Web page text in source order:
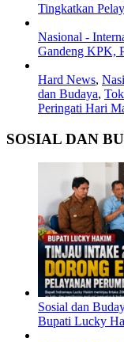
Tingkatkan
Nasional -
Gandeng KPK,
Hard News,
dan Budaya,
Peringati Hari
SOSIAL DAN
Sosial dan
Bupati Lucky